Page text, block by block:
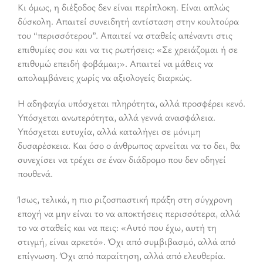
Κι όμως, η διέξοδος δεν είναι περίπλοκη. Είναι απλώς
δύσκολη. Απαιτεί συνειδητή αντίσταση στην κουλτούρα
του “περισσότερου”. Απαιτεί να σταθείς απέναντι στις
επιθυμίες σου και να τις ρωτήσεις: «Σε χρειάζομαι ή σε
επιθυμώ επειδή φοβάμαι;». Απαιτεί να μάθεις να
απολαμβάνεις χωρίς να αξιολογείς διαρκώς.
Η αδηφαγία υπόσχεται πληρότητα, αλλά προσφέρει κενό.
Υπόσχεται ανωτερότητα, αλλά γεννά ανασφάλεια.
Υπόσχεται ευτυχία, αλλά καταλήγει σε μόνιμη
δυσαρέσκεια. Και όσο ο άνθρωπος αρνείται να το δει, θα
συνεχίσει να τρέχει σε έναν διάδρομο που δεν οδηγεί
πουθενά.
Ίσως, τελικά, η πιο ριζοσπαστική πράξη στη σύγχρονη
εποχή να μην είναι το να αποκτήσεις περισσότερα, αλλά
το να σταθείς και να πεις: «Αυτό που έχω, αυτή τη
στιγμή, είναι αρκετό». Όχι από συμβιβασμό, αλλά από
επίγνωση. Όχι από παραίτηση, αλλά από ελευθερία.